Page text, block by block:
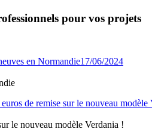
pour vos projets
17/06/2024
le nouveau modèle Verdania !